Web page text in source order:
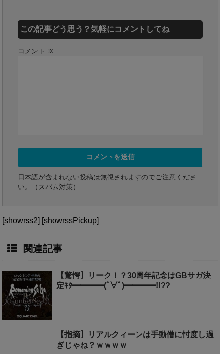
この記事どう思う？気軽にコメントしてね
コメント ※
日本語が含まれない投稿は無視されますのでご注意くださ
い。（スパム対策）
[showrss2] [showrssPickup]
関連記事
【驚愕】リーク！？30周年記念はGBサガ決
定ｷﾀ━━━━(ﾟ∀ﾟ)━━━━!!??
【指摘】リアルクィーンは手動僧に忖度し過
ぎじゃね？ｗｗｗｗ